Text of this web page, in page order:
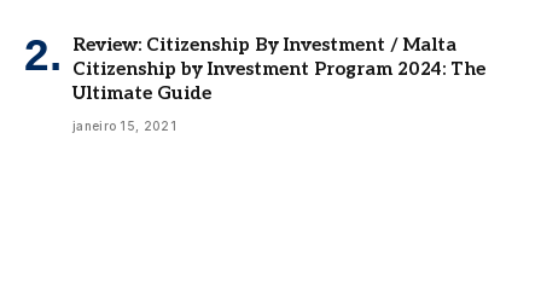
Review: Citizenship By Investment / Malta
Citizenship by Investment Program 2024: The
Ultimate Guide
janeiro 15, 2021